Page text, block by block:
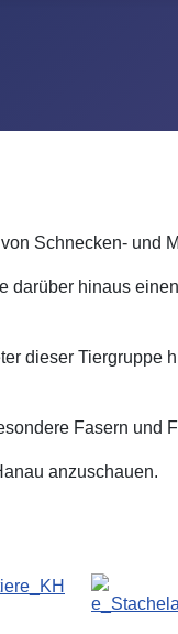
Schnecken- und
darüber hinaus
dieser Tiergruppe
Fasern und
anzuschauen.